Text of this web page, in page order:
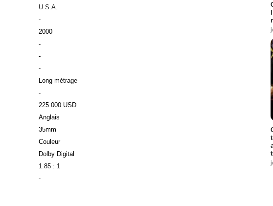
U.S.A.
-
2000
-
-
-
Long métrage
-
225 000 USD
Anglais
35mm
Couleur
Dolby Digital
1.85 : 1
-